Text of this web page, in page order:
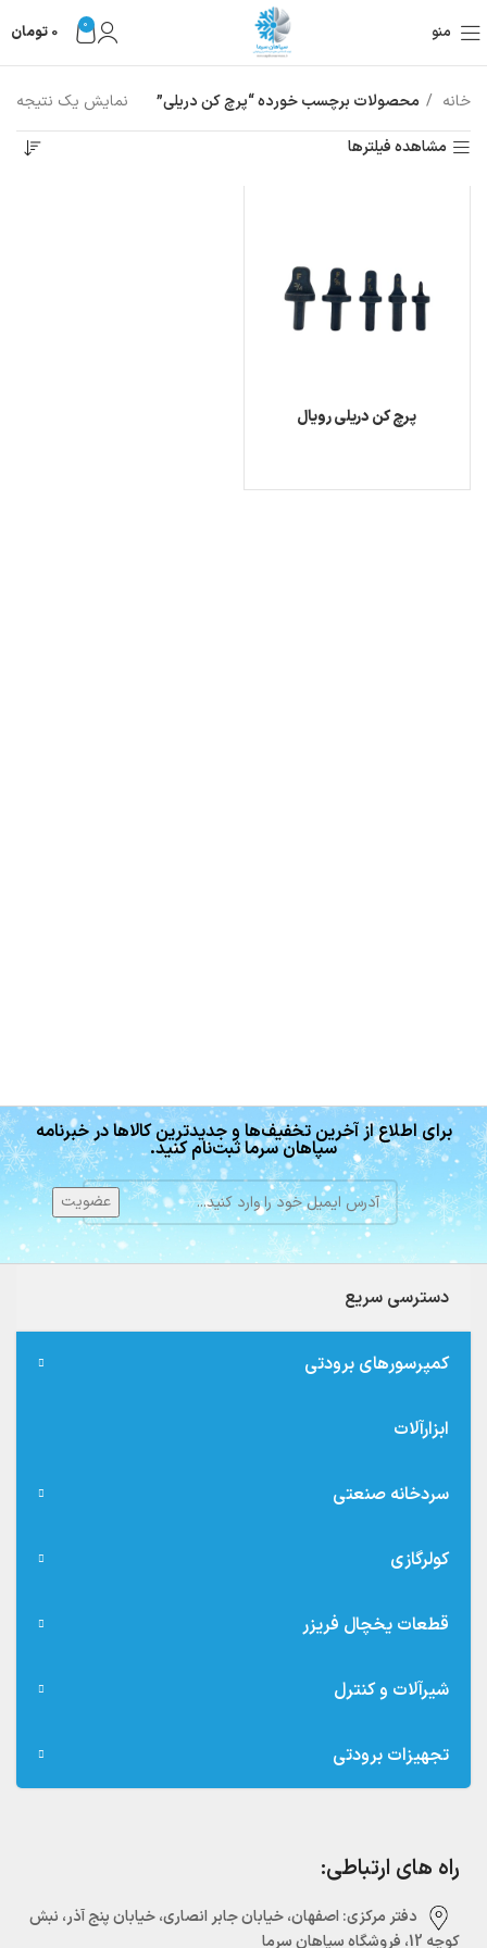
منو 0
0 تومان
خانه محصولات برچسب خورده “پرچ کن دریلی”
نمایش یک نتیجه
مشاهده فیلترها
پرچ کن دریلی رویال
برای اطلاع از آخرین تخفیف‌ها و جدیدترین کالاها در خبرنامه
سپاهان سرما ثبت‌نام کنید.
دسترسی سریع
کمپرسورهای برودتی
ابزارآلات
سردخانه صنعتی
کولرگازی
قطعات یخچال فریزر
شیرآلات و کنترل
تجهیزات برودتی
راه های ارتباطی:
دفتر مرکزی:‌ اصفهان، خیابان جابر انصاری، خیابان پنج آذر، نبش
کوچه 12، فروشگاه سپاهان سرما